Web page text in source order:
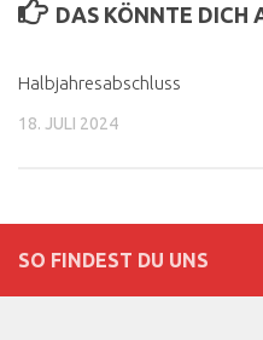
DAS KÖNNTE DICH
Halbjahresabschluss
18. JULI 2024
SO FINDEST DU UNS